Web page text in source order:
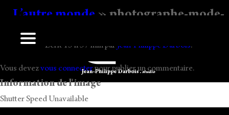
L’autre monde» photographe-mode-
Ecrit 15 h 37 minpar Jean-Philippe Darbois.
Vous devezvous connecterpour publier un commentaire.
Information de l'image
Shutter Speed Unavailable